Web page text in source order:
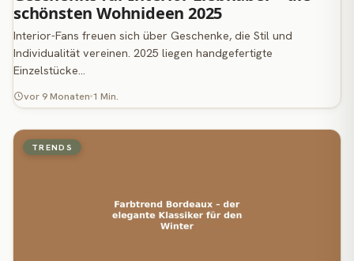
schönsten Wohnideen 2025
Interior-Fans freuen sich über Geschenke, die Stil und
Individualität vereinen. 2025 liegen handgefertigte
Einzelstücke…
vor 9 Monaten 1 Min.
TRENDS